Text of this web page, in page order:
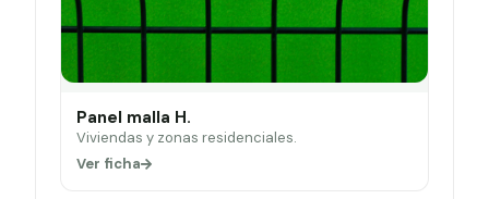
Panel malla H.
Viviendas y zonas residenciales.
Ver ficha